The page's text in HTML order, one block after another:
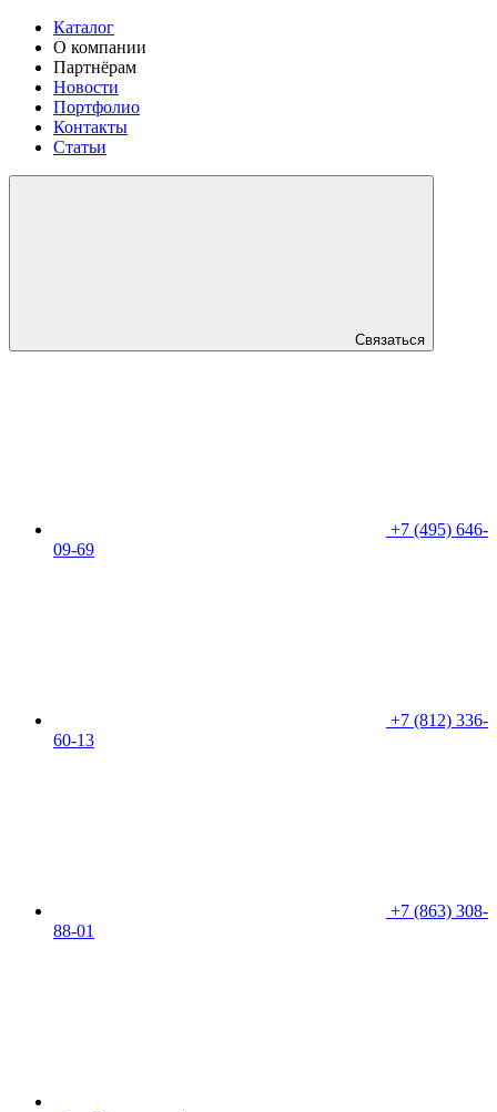
Каталог
О компании
Партнёрам
Новости
Портфолио
Контакты
Статьи
Связаться
+7 (495) 646-
09-69
+7 (812) 336-
60-13
+7 (863) 308-
88-01